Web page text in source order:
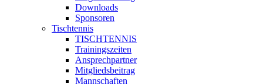
Downloads
Sponsoren
Tischtennis
TISCHTENNIS
Trainingszeiten
Ansprechpartner
Mitgliedsbeitrag
Mannschaften